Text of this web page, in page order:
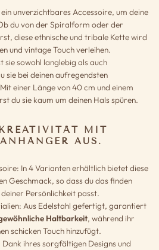
unverzichtbares Accessoire, um deine
du von der Spiralform oder der
diese ethnische und tribale Kette wird
und vintage Touch verleihen.
sie sowohl langlebig als auch
sie bei deinen aufregendsten
einer Länge von 40 cm und einem
du sie kaum um deinen Hals spüren.
MIT
AUS.
In 4 Varianten erhältlich bietet diese
Geschmack, so dass du das finden
Persönlichkeit passt.
Aus Edelstahl gefertigt, garantiert
Haltbarkeit, während ihr
schicken Touch hinzufügt.
ihres sorgfältigen Designs und